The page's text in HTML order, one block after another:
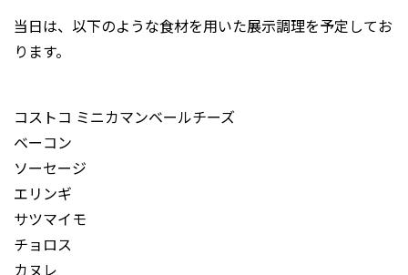
当日は、以下のような食材を用いた展示調理を予定してお
ります。
コストコ ミニカマンベールチーズ
ベーコン
ソーセージ
エリンギ
サツマイモ
チョロス
カヌレ